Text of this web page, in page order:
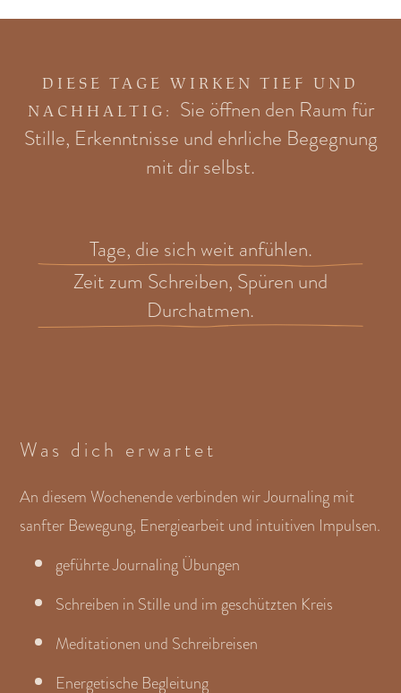
DIESE TAGE WIRKEN TIEF UND
NACHHALTIG: Sie öffnen den Raum für
Stille, Erkenntnisse und ehrliche Begegnung
mit dir selbst.
Tage, die sich weit anfühlen.
Zeit zum Schreiben, Spüren und
Durchatmen.
Was dich erwartet
An diesem Wochenende verbinden wir Journaling mit
sanfter Bewegung, Energiearbeit und intuitiven Impulsen.
geführte Journaling Übungen
Schreiben in Stille und im geschützten Kreis
Meditationen und Schreibreisen
Energetische Begleitung